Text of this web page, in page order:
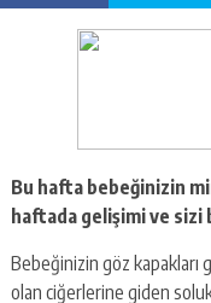
Bu hafta bebeğinizin
haftada gelişimi ve
Bebeğinizin göz kapakları
olan ciğerlerine giden